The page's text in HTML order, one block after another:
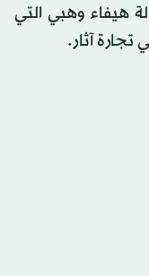
هيفاء وهبي التي
آثار.